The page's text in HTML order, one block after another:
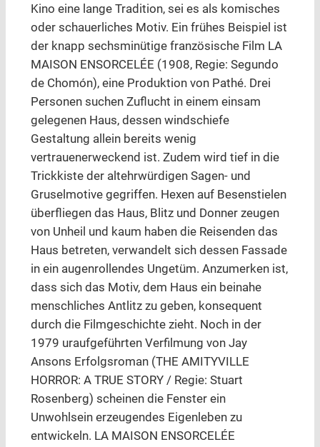
Kino eine lange Tradition, sei es als komisches
oder schauerliches Motiv. Ein frühes Beispiel ist
der knapp sechsminütige französische Film LA
MAISON ENSORCELÉE (1908, Regie: Segundo
de Chomón), eine Produktion von Pathé. Drei
Personen suchen Zuflucht in einem einsam
gelegenen Haus, dessen windschiefe
Gestaltung allein bereits wenig
vertrauenerweckend ist. Zudem wird tief in die
Trickkiste der altehrwürdigen Sagen- und
Gruselmotive gegriffen. Hexen auf Besenstielen
überfliegen das Haus, Blitz und Donner zeugen
von Unheil und kaum haben die Reisenden das
Haus betreten, verwandelt sich dessen Fassade
in ein augenrollendes Ungetüm. Anzumerken ist,
dass sich das Motiv, dem Haus ein beinahe
menschliches Antlitz zu geben, konsequent
durch die Filmgeschichte zieht. Noch in der
1979 uraufgeführten Verfilmung von Jay
Ansons Erfolgsroman (THE AMITYVILLE
HORROR: A TRUE STORY / Regie: Stuart
Rosenberg) scheinen die Fenster ein
Unwohlsein erzeugendes Eigenleben zu
entwickeln. LA MAISON ENSORCELÉE